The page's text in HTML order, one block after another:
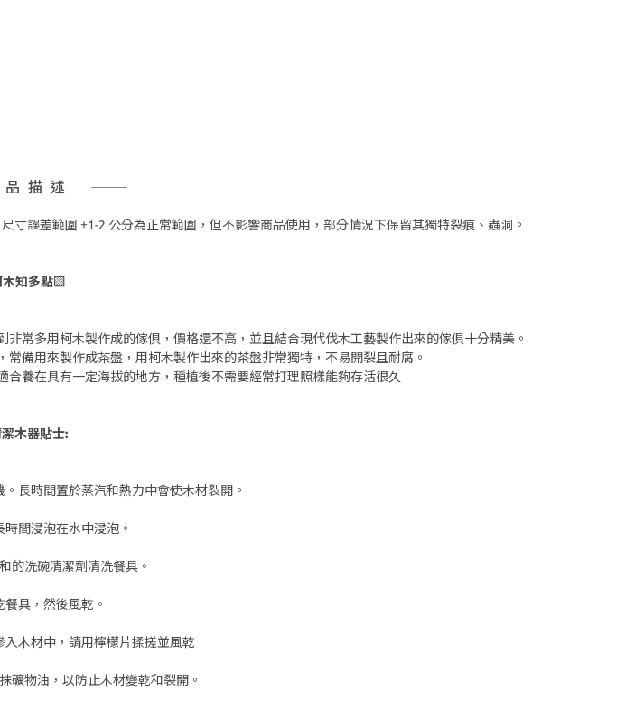
品描述
誤差範圍 ±1-2 公分為正常範圍，但不影響商品使用，部分情況下保留其獨特裂痕、蟲洞。
木知多點▧
常多用柯木製作成的傢俱，價格還不高，並且結合現代伐木工藝製作出來的傢俱十分精美。
備用來製作成茶盤，用柯木製作出來的茶盤非常獨特，不易開裂且耐腐。
養在具有一定海拔的地方，種植後不需要經常打理照樣能夠存活很久
木器貼士:
長時間置於蒸汽和熱力中會使木材裂開。
時間浸泡在水中浸泡。
的洗碗清潔劑清洗餐具。
餐具，然後風乾。
入木材中，請用檸檬片揉搓並風乾
礦物油，以防止木材變乾和裂開。